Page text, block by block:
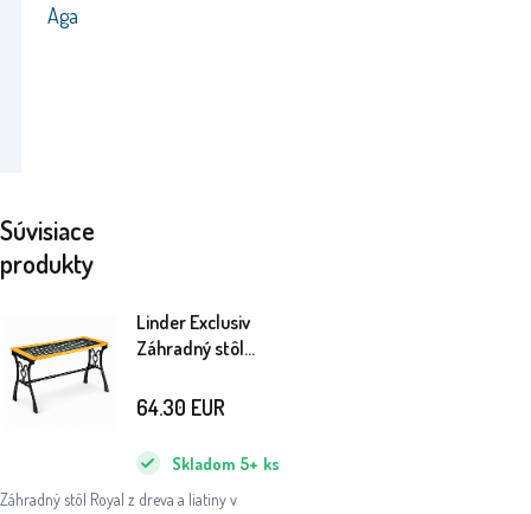
Aga
Súvisiace
produkty
Linder Exclusiv
Záhradný stôl
Záhradný stôl Royal z dreva a liatiny v
Skladom 5+ ks
64.30 EUR